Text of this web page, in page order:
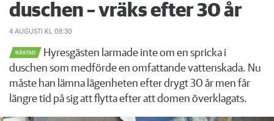
duschen – vräks efter 30 år
4 AUGUSTI KL 08:30
BÅSTAD
Hyresgästen larmade inte om en spricka i
duschen som medförde en omfattande vattenskada. Nu
måste han lämna lägenheten efter drygt 30 år men får
längre tid på sig att flytta efter att domen överklagats.